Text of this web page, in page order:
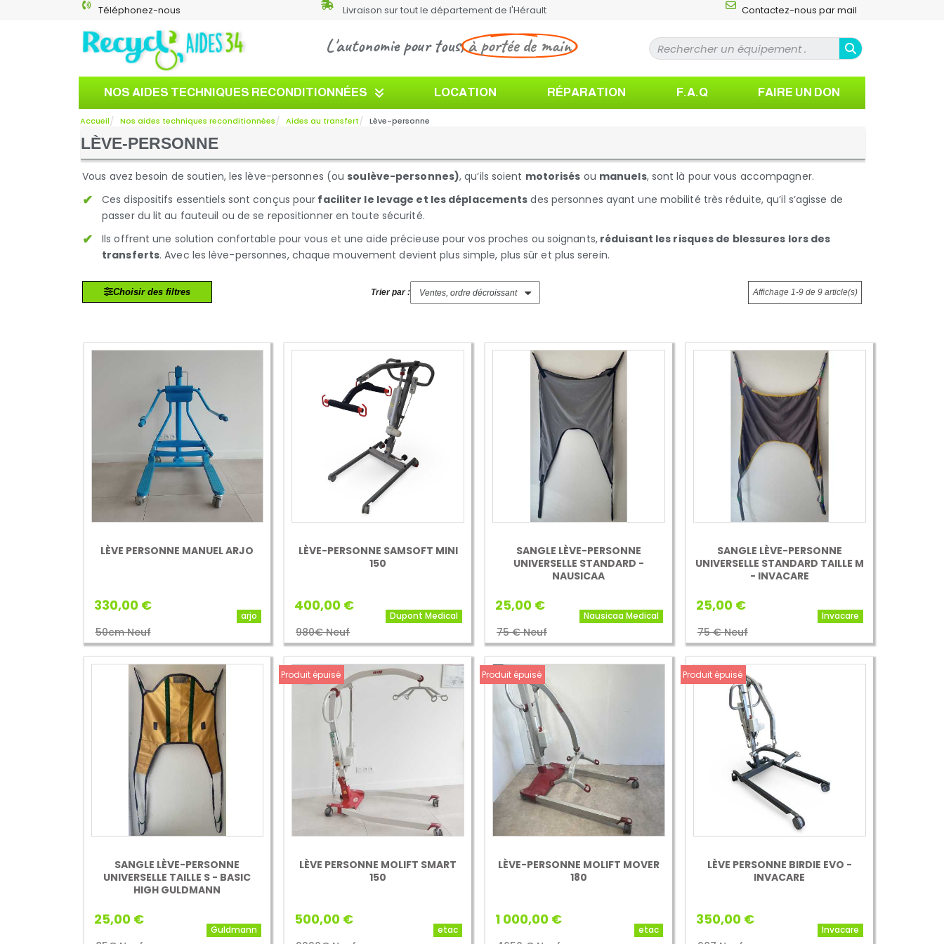
Téléphonez-nous Livraison sur tout le département de l'Hérault Contactez-nous par mail
L'autonomie pour tous,à portée de main
NOS AIDES TECHNIQUES RECONDITIONNÉES LOCATION RÉPARATION F.A.Q FAIRE UN DON
Accueil Nos aides techniques reconditionnées Aides au transfert Lève-personne
LÈVE-PERSONNE
Vous avez besoin de soutien, les lève-personnes (ousoulève-personnes), qu’ils soient motorisés ou manuels, sont là pour vous accompagner.
Ces dispositifs essentiels sont conçus pour faciliter le levage et les déplacements des personnes ayant une mobilité très réduite, qu’il s’agisse de
passer du lit au fauteuil ou de se repositionner en toute sécurité.
Ils offrent une solution confortable pour vous et une aide précieuse pour vos proches ou soignants,réduisant les risques de blessures lors des
transferts. Avec les lève-personnes, chaque mouvement devient plus simple, plus sûr et plus serein.
Choisir des filtres Trier par : Affichage 1-9 de 9 article(s)
LÈVE PERSONNE MANUEL ARJO
330,00 €
50cm Neuf
arjo
LÈVE-PERSONNE SAMSOFT MINI
150
400,00 €
980€ Neuf
Dupont Medical
SANGLE LÈVE-PERSONNE
UNIVERSELLE STANDARD -
NAUSICAA
25,00 €
75 € Neuf
Nausicaa Medical
SANGLE LÈVE-PERSONNE
UNIVERSELLE STANDARD TAILLE M
- INVACARE
25,00 €
75 € Neuf
Invacare
SANGLE LÈVE-PERSONNE
UNIVERSELLE TAILLE S - BASIC
HIGH GULDMANN
25,00 €
Guldmann
Produit épuisé
LÈVE PERSONNE MOLIFT SMART
150
500,00 €
etac
Produit épuisé
LÈVE-PERSONNE MOLIFT MOVER
180
1 000,00 €
etac
Produit épuisé
LÈVE PERSONNE BIRDIE EVO -
INVACARE
350,00 €
Invacare